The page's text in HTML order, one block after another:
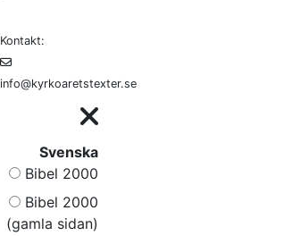
Kontakt:
info@kyrkoaretstexter.se
Svenska
Bibel 2000
Bibel 2000
(gamla sidan)